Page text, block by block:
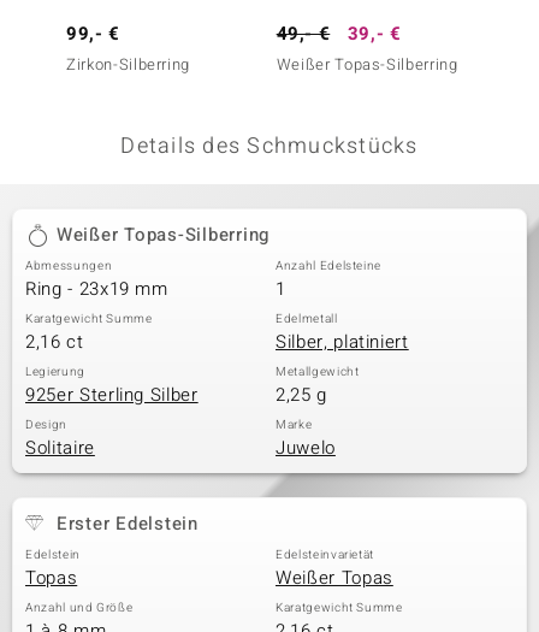
Classics
99,- €
Zirkon-Silberring
49,- € 39,- €
Weißer Topas-Silberring
Details des Schmuckstücks
Weißer Topas-Silberring
Abmessungen
Ring - 23x19 mm
Anzahl Edelsteine
1
Karatgewicht Summe
2,16 ct
Edelmetall
Silber, platiniert
Legierung
925er Sterling Silber
Metallgewicht
2,25 g
Design
Solitaire
Marke
Juwelo
Erster Edelstein
Edelstein
Topas
Edelsteinvarietät
Weißer Topas
Anzahl und Größe Karatgewicht Summe